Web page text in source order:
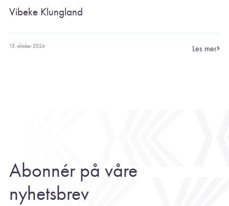
Vibeke Klungland
15. oktober 2024 Les mer
Abonnér på våre
nyhetsbrev